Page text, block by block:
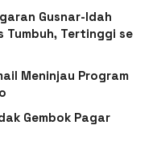
Gusnar-Idah
Tumbuh, Tertinggi se
Meninjau Program
Gembok Pagar